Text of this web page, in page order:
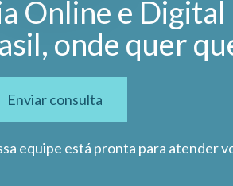
Online e Digital
onde quer
Enviar consulta
equipe está pronta para atender